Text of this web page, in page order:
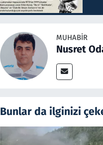
MUHABIR
Nusret
Bunlar da ilginizi